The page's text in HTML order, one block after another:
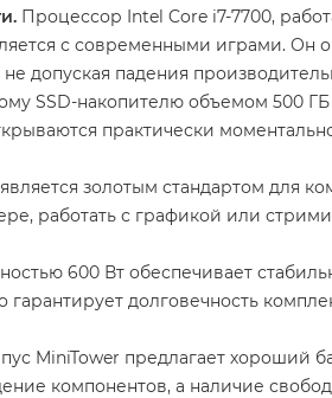
Процессор Intel Core i7-7700,
с современными играми. Он
допуская падения
SSD-накопителю объемом 500
практически
золотым стандартом для
работать с графикой или
600 Вт обеспечивает
долговечность
MiniTower предлагает хороший
компонентов, а наличие